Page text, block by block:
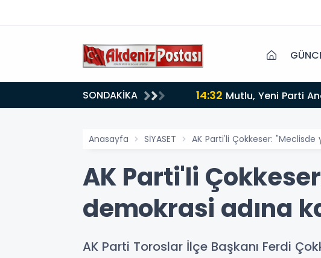
SONDAKİKA 14:32 Mutlu, Yeni Parti
Anasayfa SİYASET AK Parti'li Çokkeser:
AK Parti'li
demokrasi adına
AK Parti Toroslar İlçe Başkanı Ferdi